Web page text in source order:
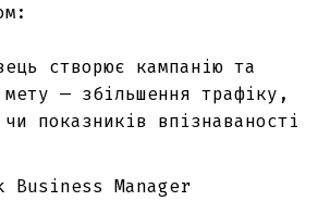
створює кампанію та
— збільшення трафіку,
показників впізнаваності
Business Manager